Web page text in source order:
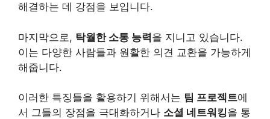
해결하는 데 강점을 보입니다.
마지막으로, 탁월한 소통 능력을 지니고 있습니다.
이는 다양한 사람들과 원활한 의견 교환을 가능하게
해줍니다.
이러한 특징들을 활용하기 위해서는 팀 프로젝트에
서 그들의 장점을 극대화하거나 소셜 네트워킹을 통